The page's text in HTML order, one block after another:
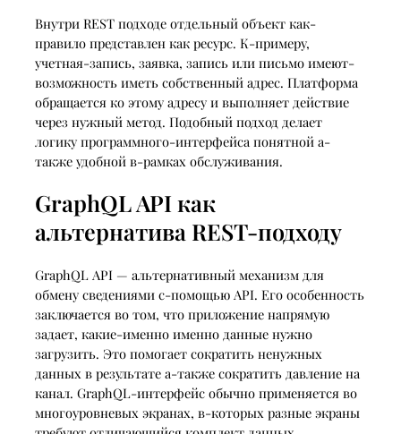
Внутри REST подходе отдельный объект как-
правило представлен как ресурс. К-примеру,
учетная-запись, заявка, запись или письмо имеют-
возможность иметь собственный адрес. Платформа
обращается ко этому адресу и выполняет действие
через нужный метод. Подобный подход делает
логику программного-интерфейса понятной а-
также удобной в-рамках обслуживания.
GraphQL API как
альтернатива REST-подходу
GraphQL API — альтернативный механизм для
обмену сведениями с-помощью API. Его особенность
заключается во том, что приложение напрямую
задает, какие-именно именно данные нужно
загрузить. Это помогает сократить ненужных
данных в результате а-также сократить давление на
канал. GraphQL-интерфейс обычно применяется во
многоуровневых экранах, в-которых разные экраны